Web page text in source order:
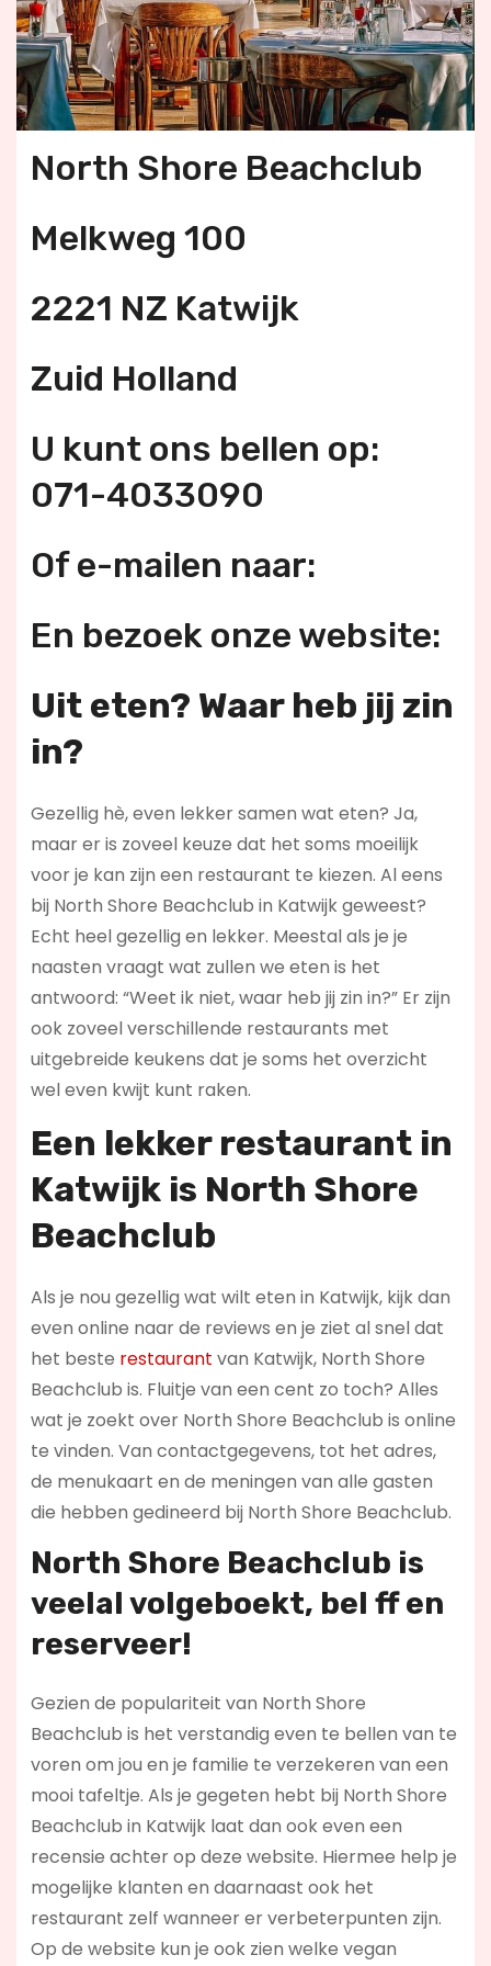
North Shore Beachclub
Melkweg 100
2221 NZ Katwijk
Zuid Holland
U kunt ons bellen op:
071-4033090
Of e-mailen naar:
En bezoek onze website:
Uit eten? Waar heb jij zin
in?
Gezellig hè, even lekker samen wat eten? Ja,
maar er is zoveel keuze dat het soms moeilijk
voor je kan zijn een restaurant te kiezen. Al eens
bij North Shore Beachclub in Katwijk geweest?
Echt heel gezellig en lekker. Meestal als je je
naasten vraagt wat zullen we eten is het
antwoord: “Weet ik niet, waar heb jij zin in?” Er zijn
ook zoveel verschillende restaurants met
uitgebreide keukens dat je soms het overzicht
wel even kwijt kunt raken.
Een lekker restaurant in
Katwijk is North Shore
Beachclub
Als je nou gezellig wat wilt eten in Katwijk, kijk dan
even online naar de reviews en je ziet al snel dat
het beste restaurant van Katwijk, North Shore
Beachclub is. Fluitje van een cent zo toch? Alles
wat je zoekt over North Shore Beachclub is online
te vinden. Van contactgegevens, tot het adres,
de menukaart en de meningen van alle gasten
die hebben gedineerd bij North Shore Beachclub.
North Shore Beachclub is
veelal volgeboekt, bel ff en
reserveer!
Gezien de populariteit van North Shore
Beachclub is het verstandig even te bellen van te
voren om jou en je familie te verzekeren van een
mooi tafeltje. Als je gegeten hebt bij North Shore
Beachclub in Katwijk laat dan ook even een
recensie achter op deze website. Hiermee help je
mogelijke klanten en daarnaast ook het
restaurant zelf wanneer er verbeterpunten zijn.
Op de website kun je ook zien welke vegan